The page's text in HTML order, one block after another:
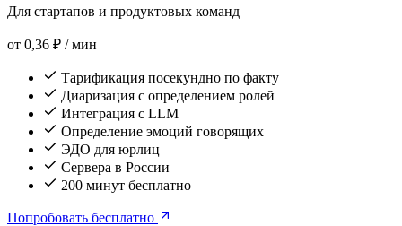
Для стартапов и продуктовых команд
от 0,36 ₽ / мин
Тарификация посекундно по факту
Диаризация с определением ролей
Интеграция с LLM
Определение эмоций говорящих
ЭДО для юрлиц
Сервера в России
200 минут бесплатно
Попробовать бесплатно